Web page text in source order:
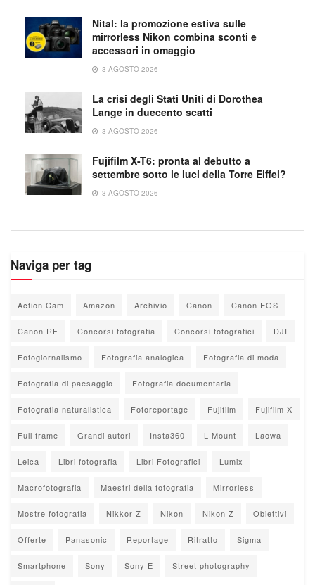
Nital: la promozione estiva sulle
mirrorless Nikon combina sconti e
accessori in omaggio
3 AGOSTO 2026
La crisi degli Stati Uniti di Dorothea
Lange in duecento scatti
3 AGOSTO 2026
Fujifilm X-T6: pronta al debutto a
settembre sotto le luci della Torre Eiffel?
3 AGOSTO 2026
Naviga per tag
Action Cam Amazon Archivio Canon Canon EOS
Canon RF Concorsi fotografia Concorsi fotografici DJI
Fotogiornalismo Fotografia analogica Fotografia di moda
Fotografia di paesaggio Fotografia documentaria
Fotografia naturalistica Fotoreportage Fujifilm Fujifilm X
Full frame Grandi autori Insta360 L-Mount Laowa
Leica Libri fotografia Libri Fotografici Lumix
Macrofotografia Maestri della fotografia Mirrorless
Mostre fotografia Nikkor Z Nikon Nikon Z Obiettivi
Offerte Panasonic Reportage Ritratto Sigma
Smartphone Sony Sony E Street photography